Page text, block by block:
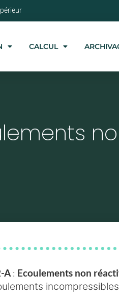
CALCUL
A: Ecoulements non